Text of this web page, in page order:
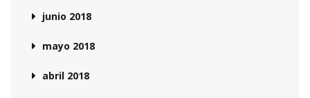
junio 2018
mayo 2018
abril 2018